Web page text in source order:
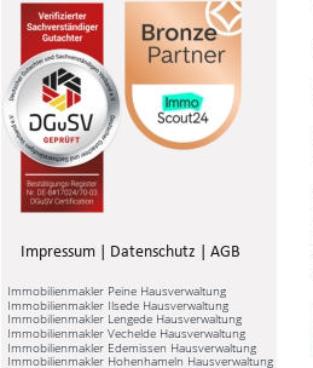
Impressum Datenschutz AGB
Immobilienmakler Peine Hausverwaltung
Immobilienmakler Ilsede Hausverwaltung
Immobilienmakler Lengede Hausverwaltung
Immobilienmakler Vechelde Hausverwaltung
Immobilienmakler Edemissen Hausverwaltung
Immobilienmakler Hohenhameln Hausverwaltung